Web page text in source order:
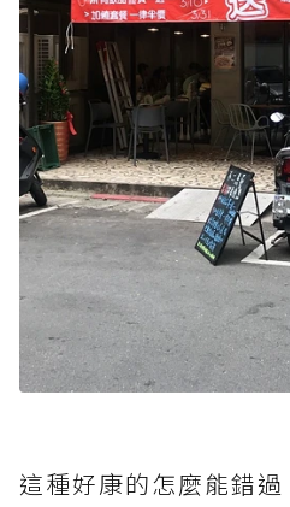
這種好康的怎麼能錯